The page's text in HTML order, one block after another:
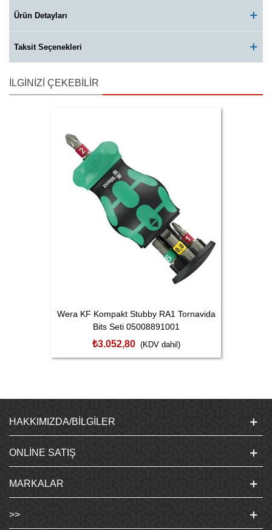
Ürün Detayları
Taksit Seçenekleri
İLGINIZI ÇEKEBILIR
Wera KF Kompakt Stubby RA1 Tornavida
Bits Seti 05008891001
₺3.052,80 (KDV dahil)
HAKKIMIZDA/BILGILER
ONLINE SATIŞ
MARKALAR
>>